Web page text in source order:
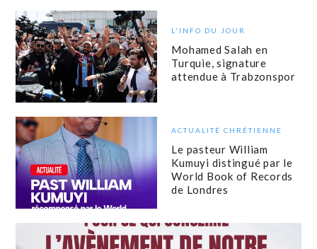
L'INFO DU JOUR
Mohamed Salah en
Turquie, signature
attendue à Trabzonspor
ACTUALITÉ CHRÉTIENNE
Le pasteur William
Kumuyi distingué par le
World Book of Records
de Londres